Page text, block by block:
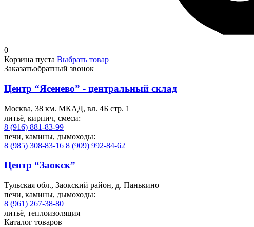
0
Корзина пуста Выбрать товар
Заказатьобратный звонок
Центр “Ясенево” - центральный склад
Москва, 38 км. МКАД, вл. 4Б стр. 1
литьё, кирпич, смеси:
8 (916) 881-83-99
печи, камины, дымоходы:
8 (985) 308-83-16 8 (909) 992-84-62
Центр “Заокск”
Тульская обл., Заокский район, д. Панькино
печи, камины, дымоходы:
8 (961) 267-38-80
литьё, теплоизоляция
Каталог товаров